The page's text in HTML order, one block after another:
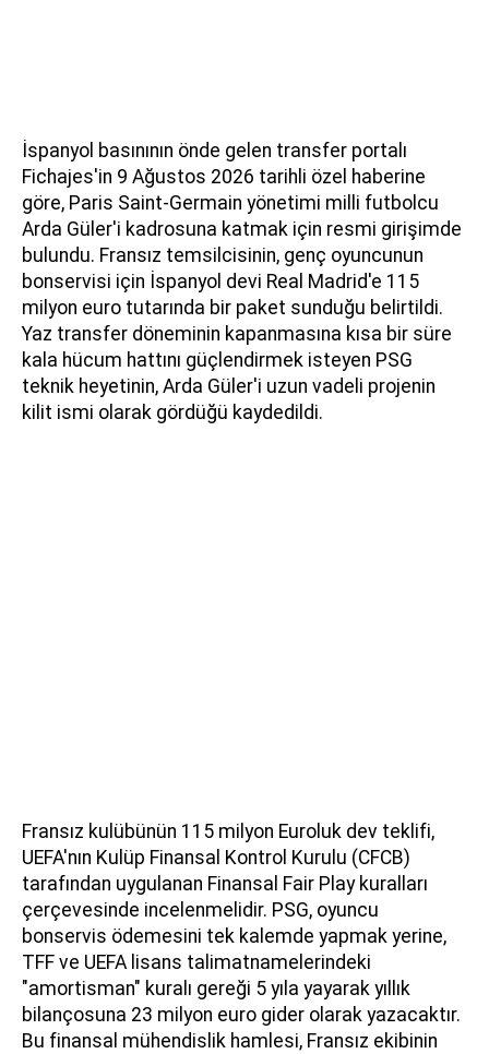
İspanyol basınının önde gelen transfer portalı
Fichajes'in 9 Ağustos 2026 tarihli özel haberine
göre, Paris Saint-Germain yönetimi milli futbolcu
Arda Güler'i kadrosuna katmak için resmi girişimde
bulundu. Fransız temsilcisinin, genç oyuncunun
bonservisi için İspanyol devi Real Madrid'e 115
milyon euro tutarında bir paket sunduğu belirtildi.
Yaz transfer döneminin kapanmasına kısa bir süre
kala hücum hattını güçlendirmek isteyen PSG
teknik heyetinin, Arda Güler'i uzun vadeli projenin
kilit ismi olarak gördüğü kaydedildi.
Fransız kulübünün 115 milyon Euroluk dev teklifi,
UEFA'nın Kulüp Finansal Kontrol Kurulu (CFCB)
tarafından uygulanan Finansal Fair Play kuralları
çerçevesinde incelenmelidir. PSG, oyuncu
bonservis ödemesini tek kalemde yapmak yerine,
TFF ve UEFA lisans talimatnamelerindeki
"amortisman" kuralı gereği 5 yıla yayarak yıllık
bilançosuna 23 milyon euro gider olarak yazacaktır.
Bu finansal mühendislik hamlesi, Fransız ekibinin